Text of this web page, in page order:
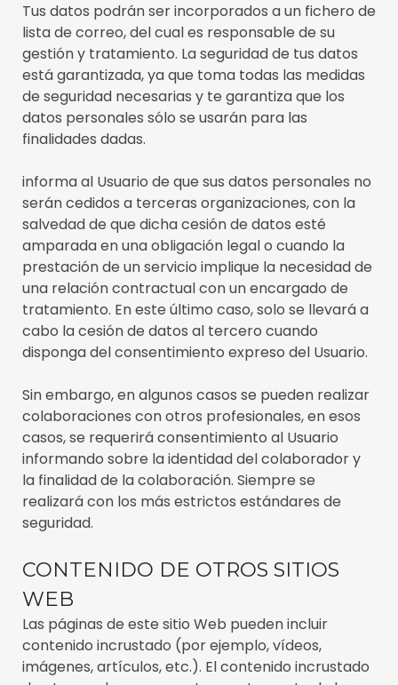
Tus datos podrán ser incorporados a un fichero de
lista de correo, del cual es responsable de su
gestión y tratamiento. La seguridad de tus datos
está garantizada, ya que toma todas las medidas
de seguridad necesarias y te garantiza que los
datos personales sólo se usarán para las
finalidades dadas.
informa al Usuario de que sus datos personales no
serán cedidos a terceras organizaciones, con la
salvedad de que dicha cesión de datos esté
amparada en una obligación legal o cuando la
prestación de un servicio implique la necesidad de
una relación contractual con un encargado de
tratamiento. En este último caso, solo se llevará a
cabo la cesión de datos al tercero cuando
disponga del consentimiento expreso del Usuario.
Sin embargo, en algunos casos se pueden realizar
colaboraciones con otros profesionales, en esos
casos, se requerirá consentimiento al Usuario
informando sobre la identidad del colaborador y
la finalidad de la colaboración. Siempre se
realizará con los más estrictos estándares de
seguridad.
CONTENIDO DE OTROS SITIOS
WEB
Las páginas de este sitio Web pueden incluir
contenido incrustado (por ejemplo, vídeos,
imágenes, artículos, etc.). El contenido incrustado